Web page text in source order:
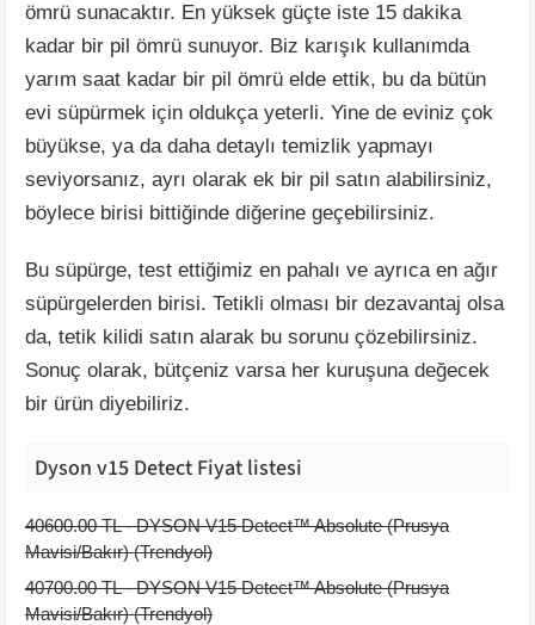
ömrü sunacaktır. En yüksek güçte iste 15 dakika
kadar bir pil ömrü sunuyor. Biz karışık kullanımda
yarım saat kadar bir pil ömrü elde ettik, bu da bütün
evi süpürmek için oldukça yeterli. Yine de eviniz çok
büyükse, ya da daha detaylı temizlik yapmayı
seviyorsanız, ayrı olarak ek bir pil satın alabilirsiniz,
böylece birisi bittiğinde diğerine geçebilirsiniz.
Bu süpürge, test ettiğimiz en pahalı ve ayrıca en ağır
süpürgelerden birisi. Tetikli olması bir dezavantaj olsa
da, tetik kilidi satın alarak bu sorunu çözebilirsiniz.
Sonuç olarak, bütçeniz varsa her kuruşuna değecek
bir ürün diyebiliriz.
Dyson v15 Detect Fiyat listesi
40600.00TL -DYSON V15 Detect™ Absolute (Prusya
Mavisi/Bakır)(Trendyol)
40700.00TL -DYSON V15 Detect™ Absolute (Prusya
Mavisi/Bakır)(Trendyol)